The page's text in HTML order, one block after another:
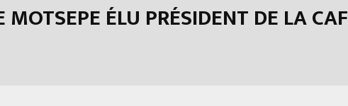
ÉLU PRÉSIDENT DE LA CAF